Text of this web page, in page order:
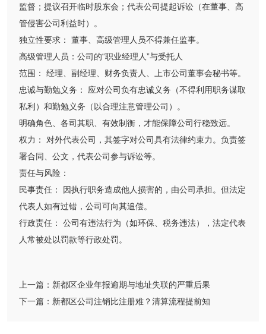
监督；提议召开临时股东会；代表公司提起诉讼（在董事、高
管侵害公司利益时）。
独立性要求： 董事、高级管理人员不得兼任监事。
高级管理人员：公司的“职业经理人”与受托人
范围： 经理、副经理、财务负责人、上市公司董事会秘书等。
忠诚与勤勉义务： 应对公司负有忠诚义务（不得利用职务谋取
私利）和勤勉义务（以合理注意管理公司）。
明确角色、各司其职、有效制衡，才能保障公司行稳致远。
权力： 对外代表公司，其签字对公司具有法律约束力。负责签
署合同、公文，代表公司参与诉讼等。
责任与风险：
民事责任： 因执行职务造成他人损害的，由公司承担。但法定
代表人如有过错，公司可向其追偿。
行政责任： 公司有违法行为（如环保、税务违法），法定代表
人常被处以罚款等行政处罚。
上一篇： ​​新都区企业年报逾期与地址失联的严重后果​
下一篇： 新都区公司注销比注册难？清算流程提前知​